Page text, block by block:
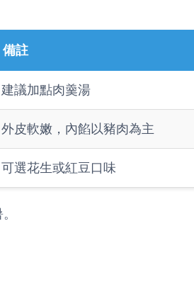
備註
建議加點肉羹湯
外皮軟嫩，內餡以豬肉為主
可選花生或紅豆口味